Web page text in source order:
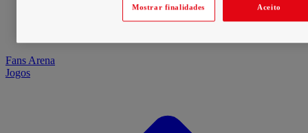
Fans Arena
Jogos
Mostrar finalidades Aceito